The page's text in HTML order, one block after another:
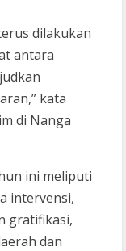
dilakukan
antara
kata
di Nanga
ini meliputi
intervensi,
gratifikasi,
dan